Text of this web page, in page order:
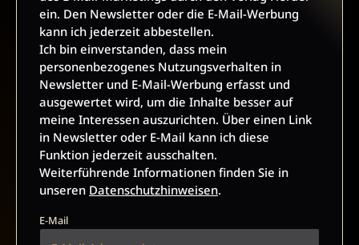
AGB UND WIDERRUFSBELEHRUNG DATENSCHUTZ
BARRIEREFREIHEIT IMPRESSUM
ein. Den Newsletter oder die E-Mail-Werbung
kann ich jederzeit abbestellen.
Ich bin einverstanden, dass mein
personenbezogenes Nutzungsverhalten in
Newsletter und E-Mail-Werbung erfasst und
ausgewertet wird, um die Inhalte besser auf
meine Interessen auszurichten. Über einen Link
in Newsletter oder E-Mail kann ich diese
Funktion jederzeit ausschalten.
Weiterführende Informationen finden Sie in
unseren Datenschutzhinweisen.
E-Mail